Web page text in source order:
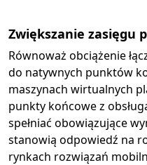
Zwiększanie zasięgu
Równoważ obciążenie
do natywnych punktów
maszynach wirtualnych
punkty końcowe z
spełniać obowiązujące
stanowią odpowiedź na
rynkach rozwiązań